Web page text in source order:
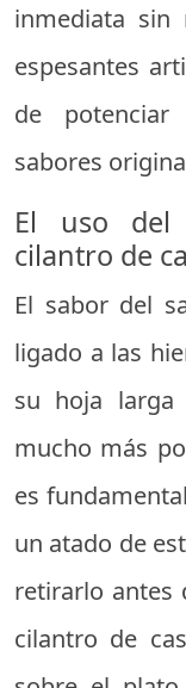
inmediata sin
espesantes
de
sabores
El uso del
cilantro de
El sabor del
ligado a las
su hoja larga
mucho más
es
un atado de
retirarlo antes
cilantro de